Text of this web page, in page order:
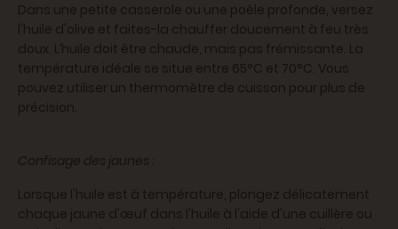
Dans une petite casserole ou une poêle profonde, versez
l'huile d'olive et faites-la chauffer doucement à feu très
doux. L’huile doit être chaude, mais pas frémissante. La
température idéale se situe entre 65°C et 70°C. Vous
pouvez utiliser un thermomètre de cuisson pour plus de
précision.
Confisage des jaunes :
Lorsque l'huile est à température, plongez délicatement
chaque jaune d'œuf dans l'huile à l'aide d'une cuillère ou